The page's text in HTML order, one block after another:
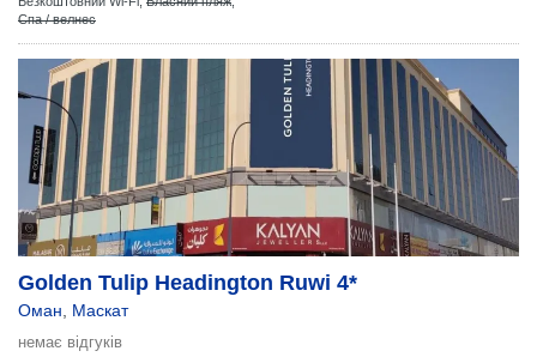
Спа / велнес
Golden Tulip Headington Ruwi 4*
Оман Маскат
немає відгуків